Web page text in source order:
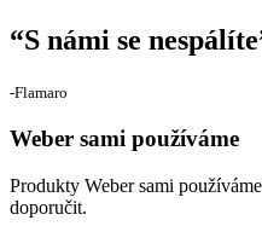
“S námi se nespálíte
‐Flamaro
Weber sami používáme
Produkty Weber sami
doporučit.